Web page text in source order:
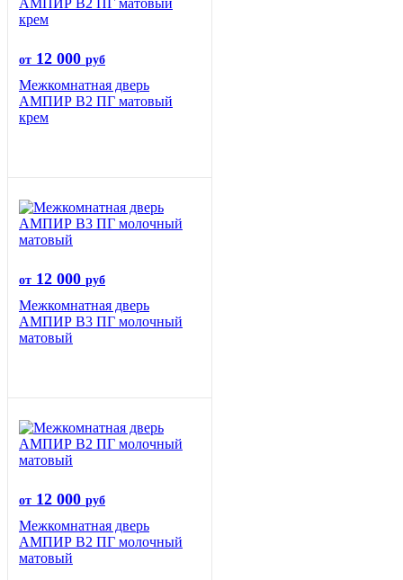
от 12 000 руб
Межкомнатная дверь
АМПИР В2 ПГ матовый
крем
от 12 000 руб
Межкомнатная дверь
АМПИР В3 ПГ молочный
матовый
от 12 000 руб
Межкомнатная дверь
АМПИР В2 ПГ молочный
матовый